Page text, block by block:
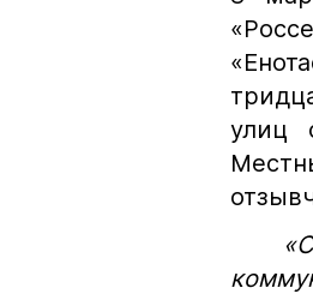
улиц